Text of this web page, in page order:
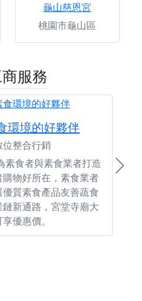
龜山慈恩宮
桃園市龜山區
服務
環境的好夥伴
整合行銷
素食者與素食業者打造
物好所在，素食業者
質素食產品友善蔬食
新通路，宮堂寺廟大
優惠價。
Next